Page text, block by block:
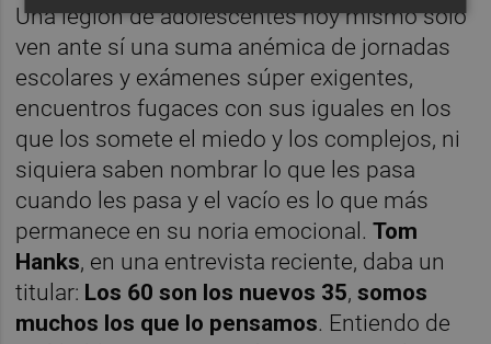
Una legión de adolescentes hoy mismo sólo
ven ante sí una suma anémica de jornadas
escolares y exámenes súper exigentes,
encuentros fugaces con sus iguales en los
que los somete el miedo y los complejos, ni
siquiera saben nombrar lo que les pasa
cuando les pasa y el vacío es lo que más
permanece en su noria emocional.Tom
Hanks, en una entrevista reciente, daba un
titular: Los 60 son los nuevos 35,somos
muchos los que lo pensamos. Entiendo de